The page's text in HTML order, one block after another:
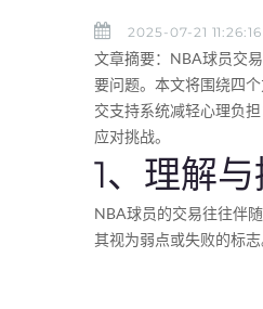
2025-07-21 11:26:16
文章摘要：NBA球员交
要问题。本文将围绕四
交支持系统减轻心理负
应对挑战。
1、理解
NBA球员的交易往往伴
其视为弱点或失败的标